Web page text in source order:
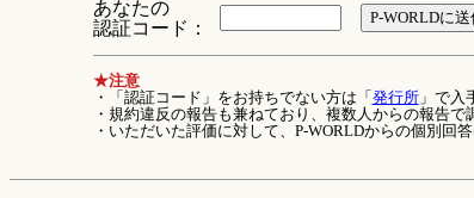
あなたの
認証コード：
★注意
・「認証コード」をお持ちでない方は「 発行所」で入
・規約違反の報告も兼ねており、複数人からの報告で
・いただいた評価に対して、P-WORLDからの個別回